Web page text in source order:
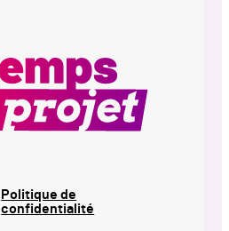
Politique de
confidentialité